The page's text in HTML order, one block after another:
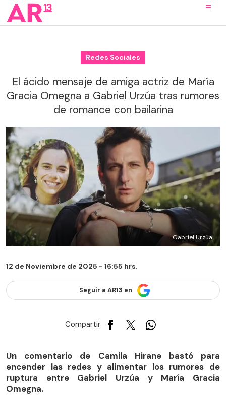
Redes Sociales
El ácido mensaje de amiga actriz de María
Gracia Omegna a Gabriel Urzúa tras rumores
de romance con bailarina
Gabriel Urzúa
12 de Noviembre de 2025 - 16:55 hrs.
Seguir a AR13 en
Compartir
Un comentario de Camila Hirane bastó para
encender las redes y alimentar los rumores de
ruptura entre Gabriel Urzúa y María Gracia
Omegna.